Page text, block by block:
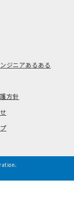
ジニアあるある
方針